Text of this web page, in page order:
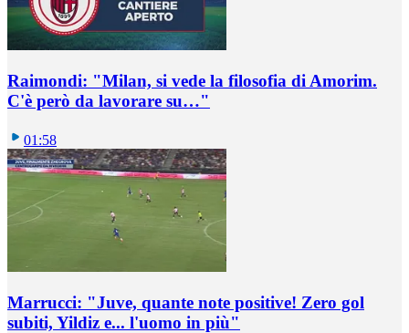
Raimondi: "Milan, si vede la filosofia di Amorim.
C'è però da lavorare su…"
01:58
Marrucci: "Juve, quante note positive! Zero gol
subiti, Yildiz e... l'uomo in più"